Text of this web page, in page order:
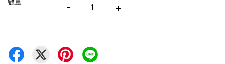
數量 - +